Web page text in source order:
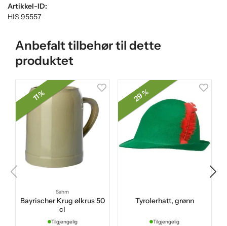
Artikkel-ID:
HIS 95557
Anbefalt tilbehør til dette
produktet
11 %
Sahm
Bayrischer Krug ølkrus 50
cl
Tilgjengelig
29 %
Tyrolerhatt, grønn
Tilgjengelig